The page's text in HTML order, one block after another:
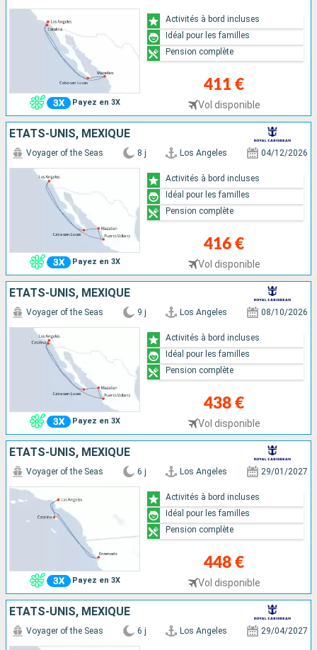
Payez en 3X
411 €
Vol disponible
Activités à bord incluses
Idéal pour les familles
Pension complète
ÉTATS-UNIS, MEXIQUE
Payez en 3X
Voyager of the Seas 8 j Los Angeles 04/12/2026
416 €
Vol disponible
Activités à bord incluses
Idéal pour les familles
Pension complète
ÉTATS-UNIS, MEXIQUE
Payez en 3X
Voyager of the Seas 9 j Los Angeles 08/10/2026
438 €
Vol disponible
Activités à bord incluses
Idéal pour les familles
Pension complète
ÉTATS-UNIS, MEXIQUE
Payez en 3X
Voyager of the Seas 6 j Los Angeles 29/01/2027
448 €
Vol disponible
Activités à bord incluses
Idéal pour les familles
Pension complète
ÉTATS-UNIS, MEXIQUE
Voyager of the Seas 6 j Los Angeles 29/04/2027